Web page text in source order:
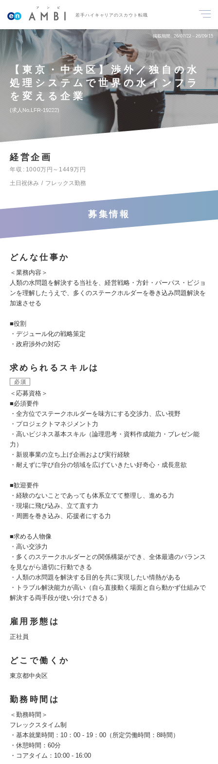
若手ハイキャリアのスカウト転職
掲載期間 26/07/22～26/09/15
【東京・中央区】渉外／独自の水
処理システムで世界の水インフラ
を変える企業
求人No.LFR-19222
経営企画
年収
1000万円～1449万円
土日祝休み
フレックス勤務
募集情報
どんな仕事か
＜業務内容＞
人類の水問題を解決する当社を、経営戦略・方針・パーパス・ビジョ
ンを理解したうえで、多くのステークホルダーを巻き込み問題解決を
加速させる
■役割
・デジュール化の戦略策定
・政府渉外の対応
求められるスキルは
必須
＜応募資格＞
■必須要件
・全方位でステークホルダーを味方にする交渉力、広い視野
・プロジェクトマネジメント力
・高いビジネス基本スキル（論理思考・資料作成能力・プレゼン能
力）
・新規事業の立ち上げ企画および実行経験
・耐えずに学び自分の領域を広げていきたい好奇心・成長意欲
■歓迎要件
・経験のないことであっても体系立てて整理し、進める力
・現場に飛び込み、立て直す力
・周囲を巻き込み、応援者にする力
■求める人物像
・高い交渉力
・多くのステークホルダーとの関係構築ができ、全体最適のバランス
を見ながら適切に行動できる
・人類の水問題を解決する目的を共に実現したい情熱がある
・トラブル解決能力が高い（自ら直接動く場面と自ら動かず仕組みで
解決する両手段が使い分けできる）
雇用形態は
正社員
どこで働くか
東京都中央区
勤務時間は
＜勤務時間＞
フレックスタイム制
・基本就業時間：10：00 - 19：00（所定労働時間：8時間）
・休憩時間：60分
・コアタイム：10:00 - 16:00